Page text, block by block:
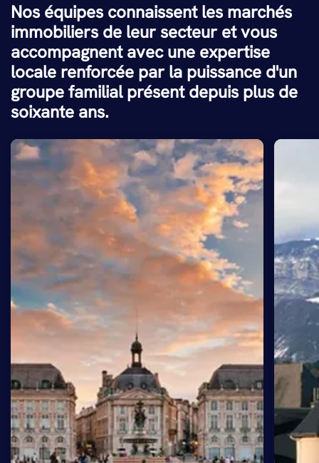
Nos équipes connaissent les marchés
immobiliers de leur secteur et vous
accompagnent avec une expertise
locale renforcée par la puissance d'un
groupe familial présent depuis plus de
soixante ans.